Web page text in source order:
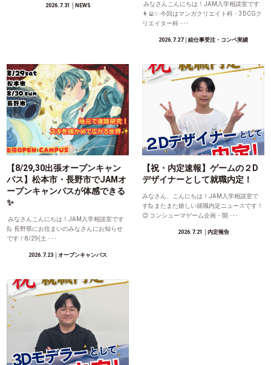
2026.7.31 │NEWS
みなさんこんにちは！JAM入学相談室です
👩‍💻✨ 今回はマンガクリエイト科・3DCGク
リエイター科 ･･･
2026.7.27│絵仕事受注・コンペ実績
【8/29,30出張オープンキャン
パス】松本市・長野市でJAMオ
ープンキャンパスが体感できる
✨
みなさんこんにちは！JAM入学相談室です
🙋 長野県にお住まいのみなさんにお知らせ
です！8/29(土 ･･･
2026.7.23 │オープンキャンパス
【祝・内定速報】ゲームの２D
デザイナーとして就職内定！
みなさん、こんにちは！JAM入学相談室で
す🙋またまた嬉しい就職内定ニュースです！
😊 コンシューマゲーム企画・開 ･･･
2026.7.21 │内定報告